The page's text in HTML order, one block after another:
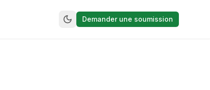
Demander une soumission